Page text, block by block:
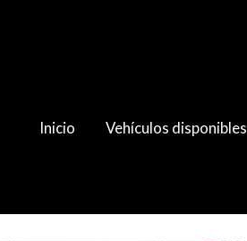
Inicio Vehículos disponibles
6vel. 12/2013